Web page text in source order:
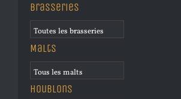
Brasseries
Malts
Houblons